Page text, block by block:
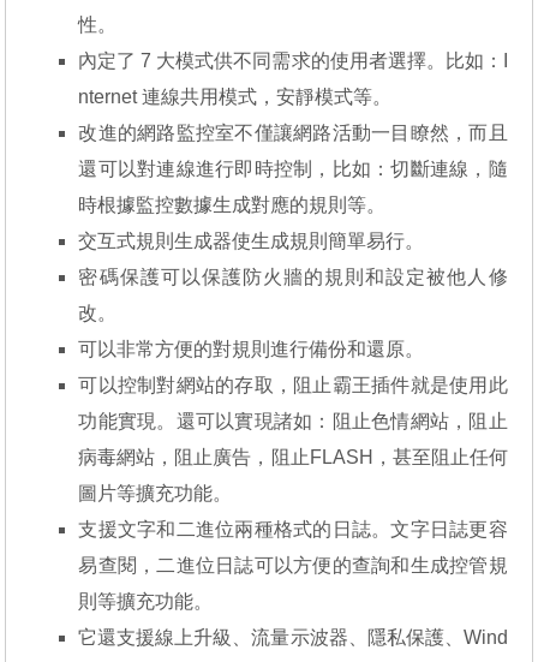
性。
內定了 7 大模式供不同需求的使用者選擇。比如：I
nternet 連線共用模式，安靜模式等。
改進的網路監控室不僅讓網路活動一目瞭然，而且
還可以對連線進行即時控制，比如：切斷連線，隨
時根據監控數據生成對應的規則等。
交互式規則生成器使生成規則簡單易行。
密碼保護可以保護防火牆的規則和設定被他人修
改。
可以非常方便的對規則進行備份和還原。
可以控制對網站的存取，阻止霸王插件就是使用此
功能實現。還可以實現諸如：阻止色情網站，阻止
病毒網站，阻止廣告，阻止FLASH，甚至阻止任何
圖片等擴充功能。
支援文字和二進位兩種格式的日誌。文字日誌更容
易查閱，二進位日誌可以方便的查詢和生成控管規
則等擴充功能。
它還支援線上升級、流量示波器、隱私保護、Wind